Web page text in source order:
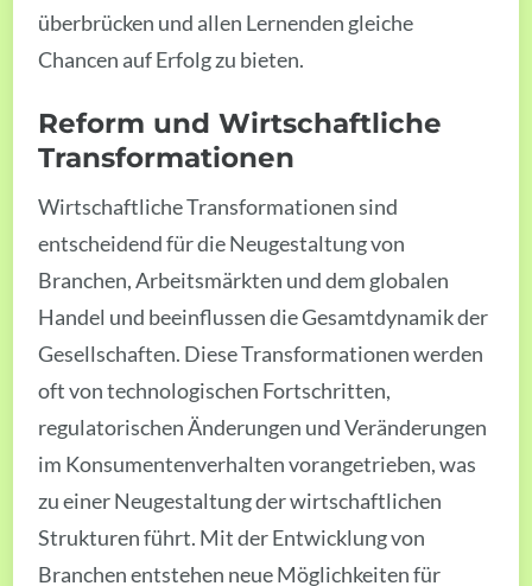
überbrücken und allen Lernenden gleiche
Chancen auf Erfolg zu bieten.
Reform und Wirtschaftliche
Transformationen
Wirtschaftliche Transformationen sind
entscheidend für die Neugestaltung von
Branchen, Arbeitsmärkten und dem globalen
Handel und beeinflussen die Gesamtdynamik der
Gesellschaften. Diese Transformationen werden
oft von technologischen Fortschritten,
regulatorischen Änderungen und Veränderungen
im Konsumentenverhalten vorangetrieben, was
zu einer Neugestaltung der wirtschaftlichen
Strukturen führt. Mit der Entwicklung von
Branchen entstehen neue Möglichkeiten für